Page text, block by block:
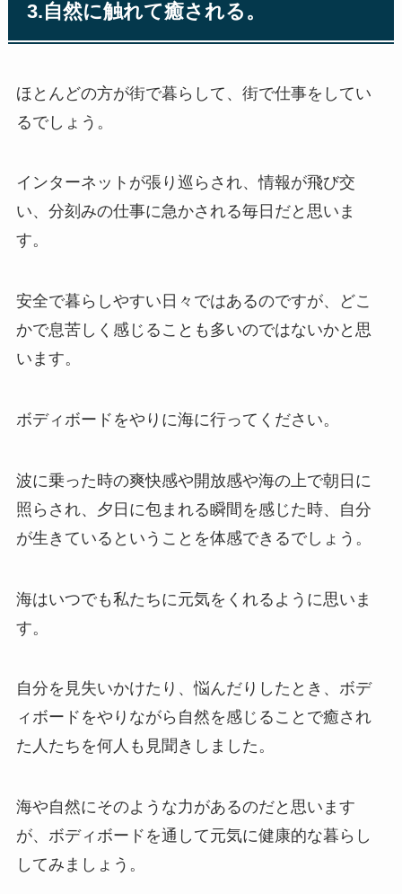
3.自然に触れて癒される。
ほとんどの方が街で暮らして、街で仕事をしてい
るでしょう。
インターネットが張り巡らされ、情報が飛び交
い、分刻みの仕事に急かされる毎日だと思いま
す。
安全で暮らしやすい日々ではあるのですが、どこ
かで息苦しく感じることも多いのではないかと思
います。
ボディボードをやりに海に行ってください。
波に乗った時の爽快感や開放感や海の上で朝日に
照らされ、夕日に包まれる瞬間を感じた時、自分
が生きているということを体感できるでしょう。
海はいつでも私たちに元気をくれるように思いま
す。
自分を見失いかけたり、悩んだりしたとき、ボデ
ィボードをやりながら自然を感じることで癒され
た人たちを何人も見聞きしました。
海や自然にそのような力があるのだと思います
が、ボディボードを通して元気に健康的な暮らし
してみましょう。